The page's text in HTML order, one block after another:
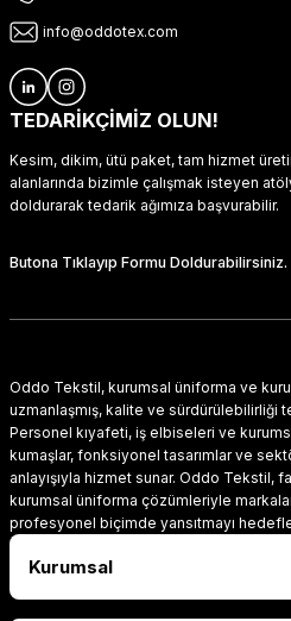
info@oddotex.com
TEDARİKÇİMİZ OLUN!
Kesim, dikim, ütü paket, tam hizmet
alanlarında bizimle çalışmak isteyen
doldurarak tedarik ağımıza başvurabilir.
Butona Tıklayıp Formu Doldurabilirsiniz.
Oddo Tekstil, kurumsal üniforma ve
uzmanlaşmış, kalite ve sürdürülebilirliği
Personel kıyafeti, iş elbiseleri ve
kumaşlar, fonksiyonel tasarımlar ve
anlayışıyla hizmet sunar. Oddo Tekstil,
kurumsal üniforma çözümleriyle
profesyonel biçimde yansıtmayı
Kurumsal